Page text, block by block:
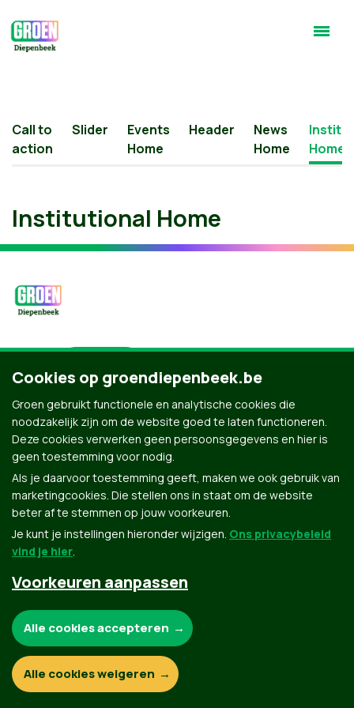
Call to
action
Slider
Events
Home
Header
News
Home
Home
Institutional Home
© Copyright Groen 2026 | Gemaakt metNationBuilder
Contact Privacybeleid
Cookies op groendiepenbeek.be
Groen gebruikt functionele en analytische cookies die
noodzakelijk zijn om de website goed te laten functioneren.
Deze cookies verwerken geen persoonsgegevens en hier is
geen toestemming voor nodig.
Als je daarvoor toestemming geeft, maken we ook gebruik van
marketingcookies. Die stellen ons in staat om de website
beter af te stemmen op jouw voorkeuren.
Je kunt je instellingen hieronder wijzigen. Ons privacybeleid
vind je hier.
Voorkeuren aanpassen
Functionele en analytische cookies:
Alle cookies accepteren
Alle cookies weigeren